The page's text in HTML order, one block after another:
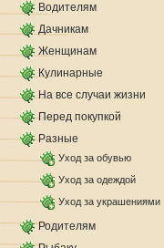
Водителям
Дачникам
Женщинам
Кулинарные
На все случаи жизни
Перед покупкой
Разные
Уход за обувью
Уход за одеждой
Уход за украшениями
Родителям